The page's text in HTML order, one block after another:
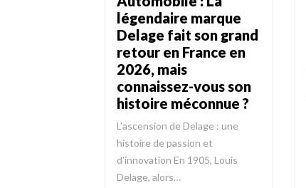
légendaire marque
Delage fait son grand
retour en France en
2026, mais
connaissez-vous son
histoire méconnue ?
L'ascension de Delage : une
histoire de passion et
d'innovation En 1905, Louis
Delage, alors…